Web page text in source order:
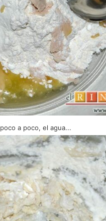
a poco, el agua...